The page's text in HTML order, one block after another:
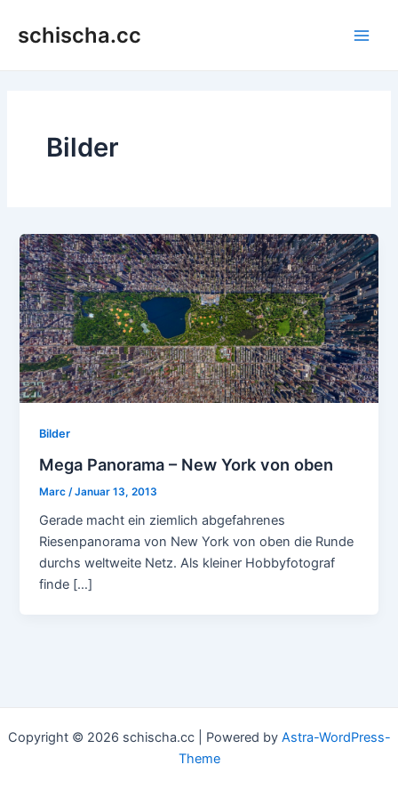
Inhaltschischa.cc
Bilder
Bilder
Mega Panorama – New York von oben
Marc /Januar 13, 2013
Gerade macht ein ziemlich abgefahrenes
Riesenpanorama von New York von oben die Runde
durchs weltweite Netz. Als kleiner Hobbyfotograf
finde […]
Copyright © 2026 schischa.cc | Powered by Astra-WordPress-
Theme